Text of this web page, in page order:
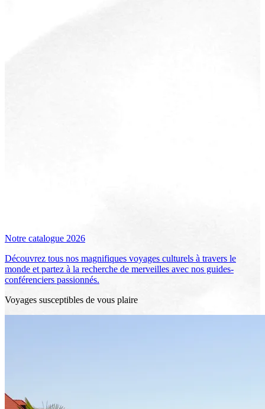
Notre catalogue 2026
Découvrez tous nos magnifiques voyages culturels à travers le
monde et partez à la recherche de merveilles avec nos guides-
conférenciers passionnés.
Voyages susceptibles de vous plaire